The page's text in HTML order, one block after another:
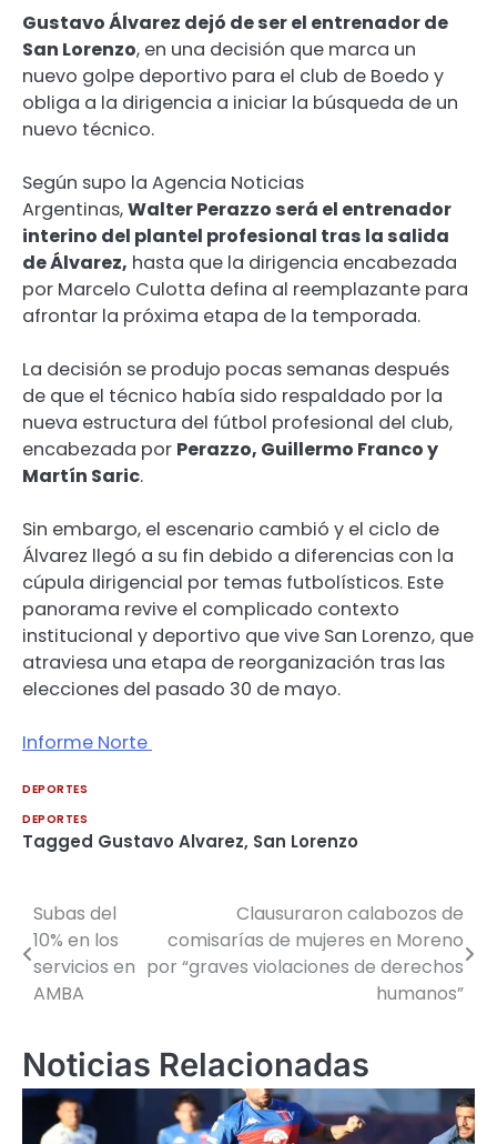
Gustavo Álvarez dejó de ser el entrenador de
San Lorenzo, en una decisión que marca un
nuevo golpe deportivo para el club de Boedo y
obliga a la dirigencia a iniciar la búsqueda de un
nuevo técnico.
Según supo la Agencia Noticias
Argentinas,Walter Perazzo será el entrenador
interino del plantel profesional tras la salida
de Álvarez, hasta que la dirigencia encabezada
por Marcelo Culotta defina al reemplazante para
afrontar la próxima etapa de la temporada.
La decisión se produjo pocas semanas después
de que el técnico había sido respaldado por la
nueva estructura del fútbol profesional del club,
encabezada por Perazzo, Guillermo Franco y
Martín Saric.
Sin embargo, el escenario cambió y el ciclo de
Álvarez llegó a su fin debido a diferencias con la
cúpula dirigencial por temas futbolísticos. Este
panorama revive el complicado contexto
institucional y deportivo que vive San Lorenzo, que
atraviesa una etapa de reorganización tras las
elecciones del pasado 30 de mayo.
Informe Norte
DEPORTES
DEPORTES
Tagged Gustavo Alvarez, San Lorenzo
Navegación
de
entradas
Subas del
10% en los
servicios en
AMBA
Clausuraron calabozos de
comisarías de mujeres en Moreno
por “graves violaciones de derechos
humanos”
Noticias Relacionadas